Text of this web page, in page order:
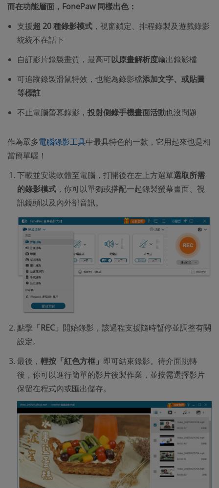
而在功能層面，FonePaw 同樣出色：
支援超 20 種錄影模式 ，視窗鎖定、排程錄製及遊戲錄影
統統不在話下
自訂影片錄製畫質，最高可以原畫解析度輸出錄影檔
可追蹤錄製滑鼠特效，也能為錄影檔添加文字、或貼圖
等標註
不止電腦螢幕錄影， 投射側錄手機畫面活動也沒問題
作為眾多電腦錄影工具中最具特色的一款，它用起來也是相
當簡單喔！
下載並安裝軟體至電腦，打開後在左上方選單選取所需
的錄影模式 ，你可以單獨或搭配一起錄製螢幕畫面、視
訊鏡頭以及內外部音訊。
點擊 「REC」 開始錄影，該過程支援隨時暫停並調整有關
設定。
最後， 輕按「紅色方框」 即可結束錄影。待介面跳轉
後，你可以進行簡單的影片後製作業，並按需選擇影片
保留在程式內或匯出儲存。